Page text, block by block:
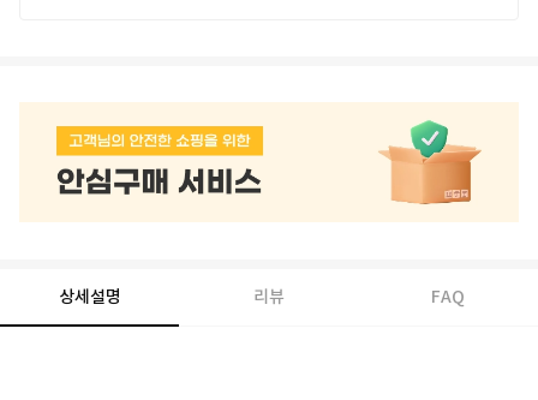
상세설명 리뷰 FAQ